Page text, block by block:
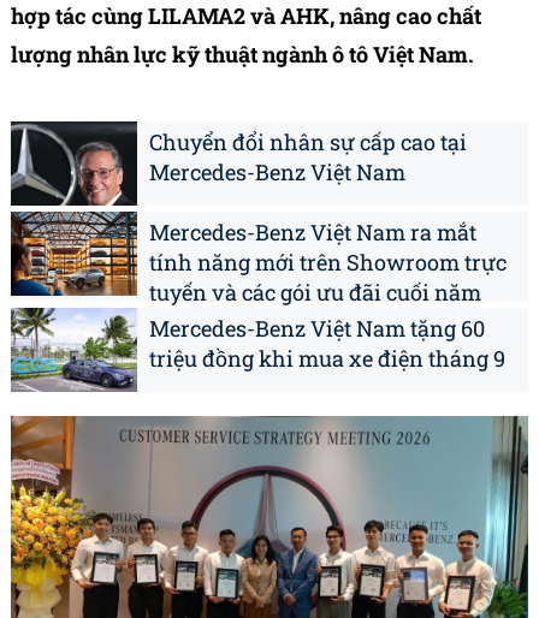
hợp tác cùng LILAMA2 và AHK, nâng cao chất
lượng nhân lực kỹ thuật ngành ô tô Việt Nam.
Chuyển đổi nhân sự cấp cao tại
Mercedes-Benz Việt Nam
Mercedes-Benz Việt Nam ra mắt
tính năng mới trên Showroom trực
tuyến và các gói ưu đãi cuối năm
Mercedes-Benz Việt Nam tặng 60
triệu đồng khi mua xe điện tháng 9